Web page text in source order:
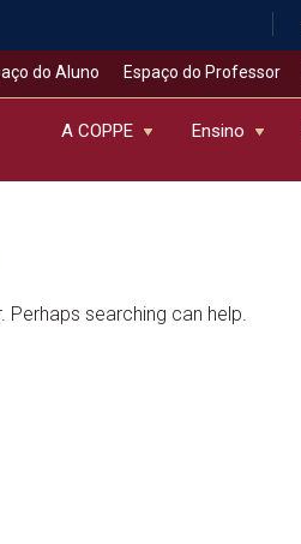
do Aluno Espaço do Professor
A COPPE Ensino
Perhaps searching can help.